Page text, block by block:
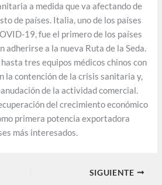
a medida que va afectando de
de países. Italia, uno de los países
19, fue el primero de los países
adherirse a la nueva Ruta de la Seda.
hasta tres equipos médicos chinos con
la contención de la crisis sanitaria y,
de la actividad comercial.
del crecimiento económico
primera potencia exportadora
más interesados.
SIGUIENTE